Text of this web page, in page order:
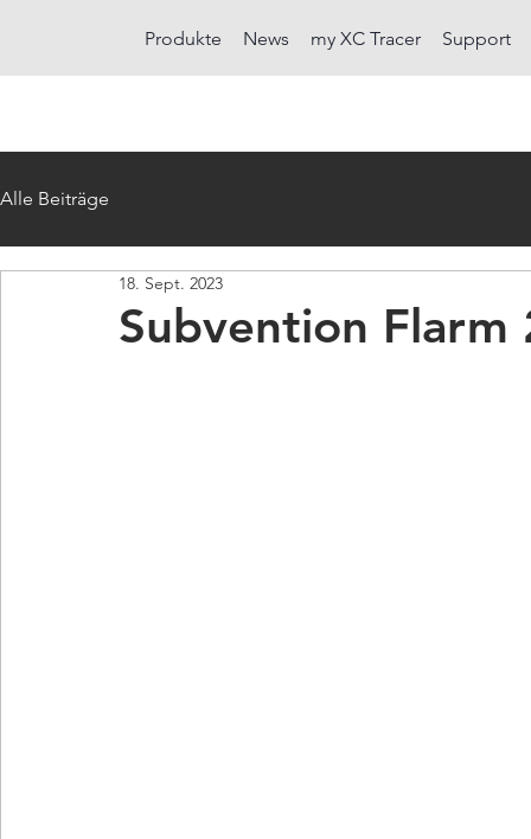
Produkte News my XC Tracer Support
Alle Beiträge
Subvention Flarm
18. Sept. 2023